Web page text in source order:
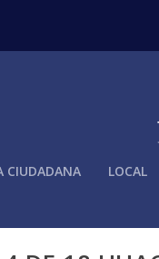
CIUDADANA LOCAL